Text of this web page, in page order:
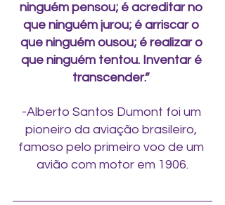
ninguém pensou; é acreditar no
que ninguém jurou; é arriscar o
que ninguém ousou; é realizar o
que ninguém tentou. Inventar é
transcender.”
-Alberto Santos Dumont foi um
pioneiro da aviação brasileiro,
famoso pelo primeiro voo de um
avião com motor em 1906.